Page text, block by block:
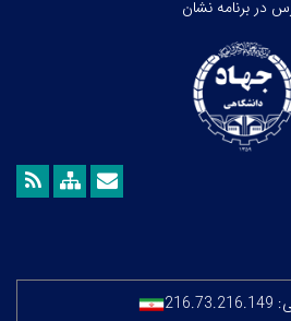
در برنامه نشان
216.73.216.149